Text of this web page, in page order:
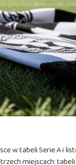
w tabeli Serie A i
miejscach: tabeli